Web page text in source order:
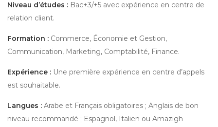
Niveau d’études : Bac+3/+5 avec expérience en centre de
relation client.
Formation : Commerce, Économie et Gestion,
Communication, Marketing, Comptabilité, Finance.
Expérience : Une première expérience en centre d’appels
est souhaitable.
Langues : Arabe et Français obligatoires ; Anglais de bon
niveau recommandé ; Espagnol, Italien ou Amazigh